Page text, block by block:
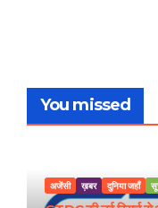
You missed
अजेंसी ख़बर दुनिया जहाँ